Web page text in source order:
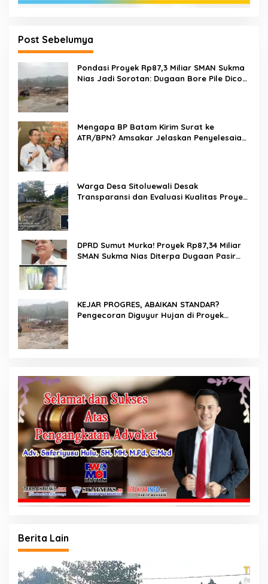
Post Sebelumya
Pondasi Proyek Rp87,3 Miliar SMAN Sukma
Nias Jadi Sorotan: Dugaan Bore Pile Dicor
Mengapa BP Batam Kirim Surat ke
ATR/BPN? Amsakar Jelaskan Penyelesaian
Warga Desa Sitoluewali Desak
Transparansi dan Evaluasi Kualitas Proyek
DPRD Sumut Murka! Proyek Rp87,34 Miliar
SMAN Sukma Nias Diterpa Dugaan Pasir
KEJAR PROGRES, ABAIKAN STANDAR?
Pengecoran Diguyur Hujan di Proyek
Berita Lain